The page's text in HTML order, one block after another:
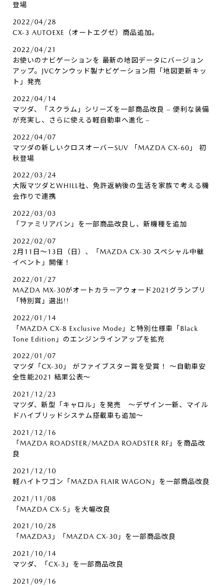
登場
2022/04/28
CX-3 AUTOEXE（オートエグゼ）商品追加。
2022/04/21
お使いのナビゲーションを 最新の地図データにバージョン
アップ。JVCケンウッド製ナビゲーション用「地図更新キッ
ト」発売
2022/04/14
マツダ、「スクラム」シリーズを一部商品改良 – 便利な装備
が充実し、さらに使える軽自動車へ進化 –
2022/04/07
マツダの新しいクロスオーバーSUV 「MAZDA CX-60」 初
秋登場
2022/03/24
大阪マツダとWHILL社、免許返納後の生活を家族で考える機
会作りで連携
2022/03/03
「ファミリアバン」を一部商品改良し、新機種を追加
2022/02/07
2月11日～13日（日）、「MAZDA CX-30 スペシャル中継
イベント」開催！
2022/01/27
MAZDA MX-30がオートカラーアウォード2021グランプリ
「特別賞」選出!!
2022/01/14
「MAZDA CX-8 Exclusive Mode」と特別仕様車「Black
Tone Edition」のエンジンラインアップを拡充
2022/01/07
マツダ「CX-30」 がファイブスター賞を受賞！ ～自動車安
全性能2021 結果公表～
2021/12/23
マツダ、新型「キャロル」を発売 ～デザイン一新、マイル
ドハイブリッドシステム搭載車も追加～
2021/12/16
「MAZDA ROADSTER/MAZDA ROADSTER RF」を商品改
良
2021/12/10
軽ハイトワゴン「MAZDA FLAIR WAGON」を一部商品改良
2021/11/08
「MAZDA CX-5」を大幅改良
2021/10/28
「MAZDA3」「MAZDA CX-30」を一部商品改良
2021/10/14
マツダ、「CX-3」を一部商品改良
2021/09/16